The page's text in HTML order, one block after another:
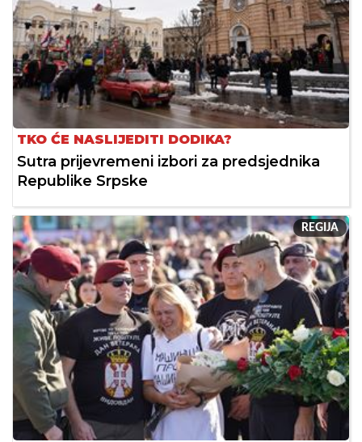
TKO ĆE NASLIJEDITI DODIKA?
Sutra prijevremeni izbori za predsjednika
Republike Srpske
REGIJA